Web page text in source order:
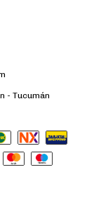
- Tucumán